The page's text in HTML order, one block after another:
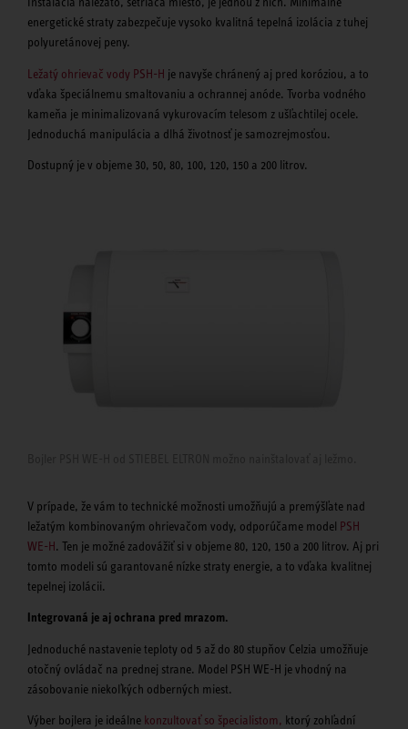
energetické straty zabezpečuje vysoko kvalitná tepelná izolácia z tuhej
polyuretánovej peny.
Ležatý ohrievač vody PSH-H je navyše chránený aj pred koróziou, a to
vďaka špeciálnemu smaltovaniu a ochrannej anóde. Tvorba vodného
kameňa je minimalizovaná vykurovacím telesom z ušľachtilej ocele.
Jednoduchá manipulácia a dlhá životnosť je samozrejmosťou.
Dostupný je v objeme 30, 50, 80, 100, 120, 150 a 200 litrov.
V prípade, že vám to technické možnosti umožňujú a premýšľate nad
ležatým kombinovaným ohrievačom vody, odporúčame model PSH
WE-H. Ten je možné zadovážiť si v objeme 80, 120, 150 a 200 litrov. Aj pri
tomto modeli sú garantované nízke straty energie, a to vďaka kvalitnej
tepelnej izolácii.
Integrovaná je aj ochrana pred mrazom.
Jednoduché nastavenie teploty od 5 až do 80 stupňov Celzia umožňuje
otočný ovládač na prednej strane. Model PSH WE-H je vhodný na
zásobovanie niekoľkých odberných miest.
Výber bojlera je ideálne konzultovať so špecialistom, ktorý zohľadní